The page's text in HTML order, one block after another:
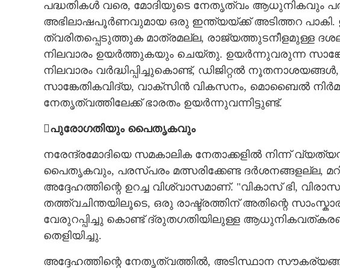
പദ്ധതികൾ വരെ, മോദിയുടെ നേതൃത്വം ആധുനികവും
അഭിലാഷപൂർണവുമായ ഒരു ഇന്ത്യയ്ക്ക് അടിത്തറ പാകി.
ത്വരിതപ്പെടുത്തുക മാത്രമല്ല, രാജ്യത്തുടനീളമുള്ള
നിലവാരം ഉയർത്തുകയും ചെയ്തു. ഉയർന്നുവരുന്ന
നിലവാരം വർദ്ധിപ്പിച്ചുകൊണ്ട്, ഡിജിറ്റൽ
സാങ്കേതികവിദ്യ, വാക്സിൻ വികസനം, മൊബൈൽ
നേതൃത്വത്തിലേക്ക് ഭാരതം ഉയർന്നുവന്നിട്ടുണ്ട്.
പുരോഗതിയും പൈതൃകവും
നരേന്ദ്രമോദിയെ സമകാലിക നേതാക്കളിൽ നിന്ന്
പൈതൃകവും, പരസ്പരം മത്സരിക്കേണ്ട ദർശനങ്ങളല്ല,
അദ്ദേഹത്തിന്റെ ഉറച്ച വിശ്വാസമാണ്. "വികാസ് ഭി,
തത്ത്വചിന്തയിലൂടെ, ഒരു രാഷ്ട്രത്തിന് അതിന്റെ
വേരുറപ്പിച്ചു കൊണ്ട് ദ്രുതഗതിയിലുള്ള
തെളിയിച്ചു.
അദ്ദേഹത്തിന്റെ നേതൃത്വത്തിൽ, അടിസ്ഥാന
പരിവർത്തനാത്മക നേതൃത്വം